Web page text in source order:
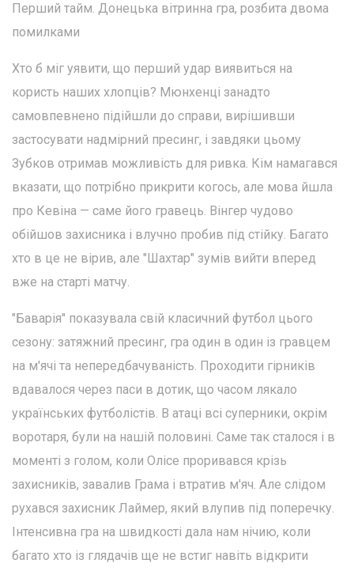
Перший тайм. Донецька вітринна гра, розбита двома
помилками
Хто б міг уявити, що перший удар виявиться на
користь наших хлопців? Мюнхенці занадто
самовпевнено підійшли до справи, вирішивши
застосувати надмірний пресинг, і завдяки цьому
Зубков отримав можливість для ривка. Кім намагався
вказати, що потрібно прикрити когось, але мова йшла
про Кевіна — саме його гравець. Вінгер чудово
обійшов захисника і влучно пробив під стійку. Багато
хто в це не вірив, але "Шахтар" зумів вийти вперед
вже на старті матчу.
"Баварія" показувала свій класичний футбол цього
сезону: затяжний пресинг, гра один в один із гравцем
на м'ячі та непередбачуваність. Проходити гірників
вдавалося через паси в дотик, що часом лякало
українських футболістів. В атаці всі суперники, окрім
воротаря, були на нашій половині. Саме так сталося і в
моменті з голом, коли Олісе проривався крізь
захисників, завалив Грама і втратив м'яч. Але слідом
рухався захисник Лаймер, який влупив під поперечку.
Інтенсивна гра на швидкості дала нам нічию, коли
багато хто із глядачів ще не встиг навіть відкрити